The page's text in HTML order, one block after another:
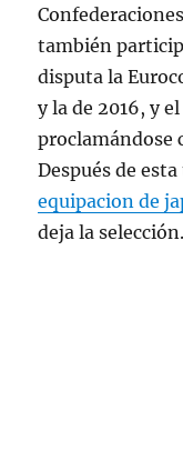
también
disputa la
y la de 2016, y
proclamándose
Después de
equipacion de
deja la selección.